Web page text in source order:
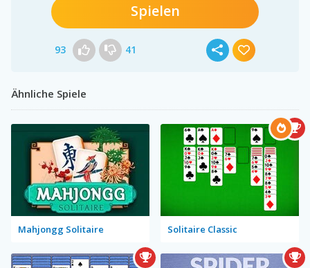
Spielen
93 41
Ähnliche Spiele
Mahjongg Solitaire Solitaire Classic